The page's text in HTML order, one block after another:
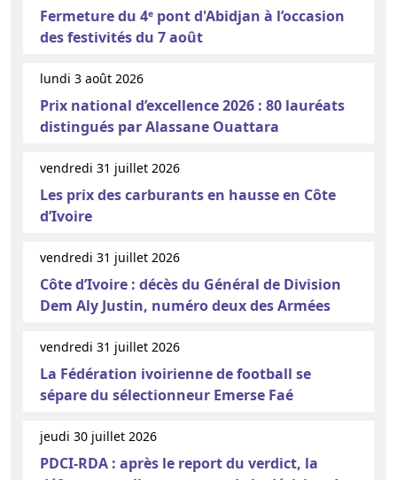
Fermeture du 4ᵉ pont d'Abidjan à l’occasion
des festivités du 7 août
lundi 3 août 2026
Prix national d’excellence 2026 : 80 lauréats
distingués par Alassane Ouattara
vendredi 31 juillet 2026
Les prix des carburants en hausse en Côte
d’Ivoire
vendredi 31 juillet 2026
Côte d’Ivoire : décès du Général de Division
Dem Aly Justin, numéro deux des Armées
vendredi 31 juillet 2026
La Fédération ivoirienne de football se
sépare du sélectionneur Emerse Faé
jeudi 30 juillet 2026
PDCI-RDA : après le report du verdict, la